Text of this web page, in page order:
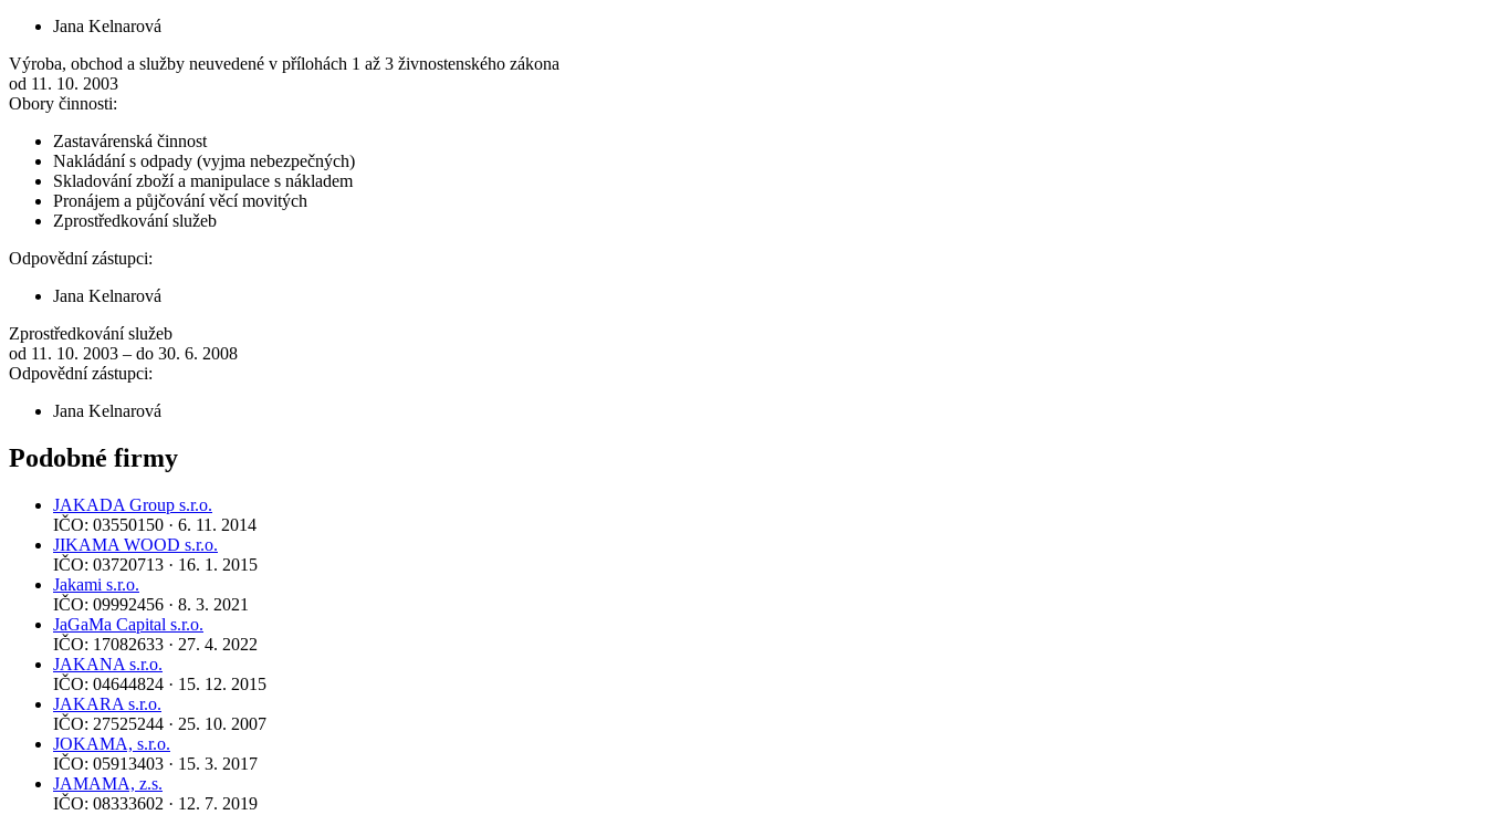
Jana Kelnarová
Výroba, obchod a služby neuvedené v přílohách 1 až 3 živnostenského zákona
od 11. 10. 2003
Obory činnosti:
Zastavárenská činnost
Nakládání s odpady (vyjma nebezpečných)
Skladování zboží a manipulace s nákladem
Pronájem a půjčování věcí movitých
Zprostředkování služeb
Odpovědní zástupci:
Jana Kelnarová
Zprostředkování služeb
od 11. 10. 2003 – do 30. 6. 2008
Odpovědní zástupci:
Jana Kelnarová
Podobné firmy
JAKADA Group s.r.o.
IČO: 03550150 · 6. 11. 2014
JIKAMA WOOD s.r.o.
IČO: 03720713 · 16. 1. 2015
Jakami s.r.o.
IČO: 09992456 · 8. 3. 2021
JaGaMa Capital s.r.o.
IČO: 17082633 · 27. 4. 2022
JAKANA s.r.o.
IČO: 04644824 · 15. 12. 2015
JAKARA s.r.o.
IČO: 27525244 · 25. 10. 2007
JOKAMA, s.r.o.
IČO: 05913403 · 15. 3. 2017
JAMAMA, z.s.
IČO: 08333602 · 12. 7. 2019